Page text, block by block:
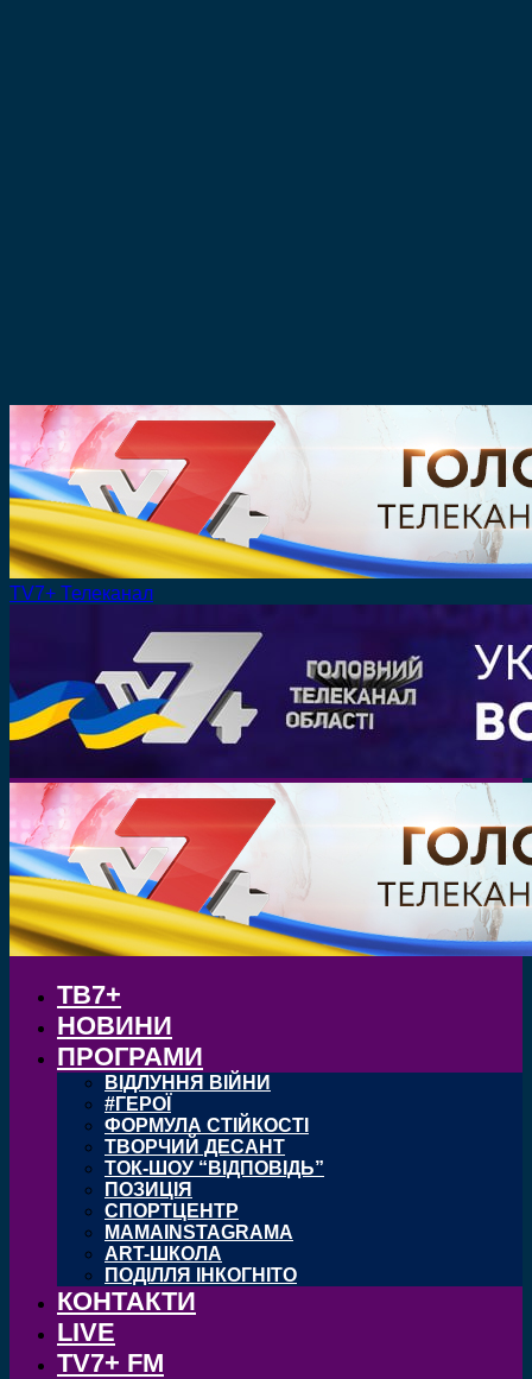
TV7+ Телеканал
ТВ7+
НОВИНИ
ПРОГРАМИ
ВІДЛУННЯ ВІЙНИ
#ГЕРОЇ
ФОРМУЛА СТІЙКОСТІ
ТВОРЧИЙ ДЕСАНТ
ТОК-ШОУ “ВІДПОВІДЬ”
ПОЗИЦІЯ
СПОРТЦЕНТР
MAMAINSTAGRAMA
ART-ШКОЛА
ПОДІЛЛЯ ІНКОГНІТО
КОНТАКТИ
LIVE
TV7+ FM